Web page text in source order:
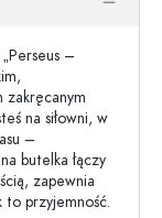
–
zakręcanym
na siłowni, w
–
butelka łączy
zapewnia
to przyjemność.